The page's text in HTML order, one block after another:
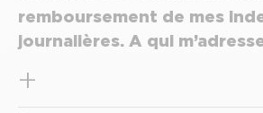
remboursement de mes
journalières. A qui